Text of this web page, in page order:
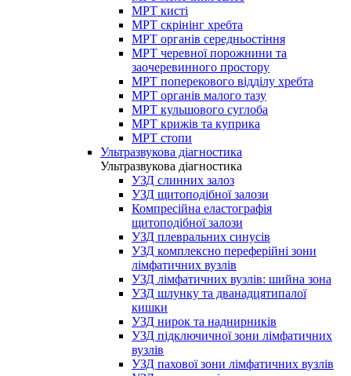
МРТ кисті
МРТ скрінінг хребта
МРТ органів середньостіння
МРТ черевної порожнини та
заочеревинного простору
МРТ поперекового відділу хребта
МРТ органів малого тазу
МРТ кульшового суглоба
МРТ крижів та куприка
МРТ стопи
Ультразвукова діагностика
Ультразвукова діагностика
УЗД слинних залоз
УЗД щитоподібної залози
Компресійна еластографія
щитоподібної залози
УЗД плевральних синусів
УЗД комплексно переферійні зони
лімфатичних вузлів
УЗД лімфатичних вузлів: шийна зона
УЗД шлунку та дванадцятипалої
кишки
УЗД нирок та наднирників
УЗД підключичної зони лімфатичних
вузлів
УЗД пахової зони лімфатичних вузлів